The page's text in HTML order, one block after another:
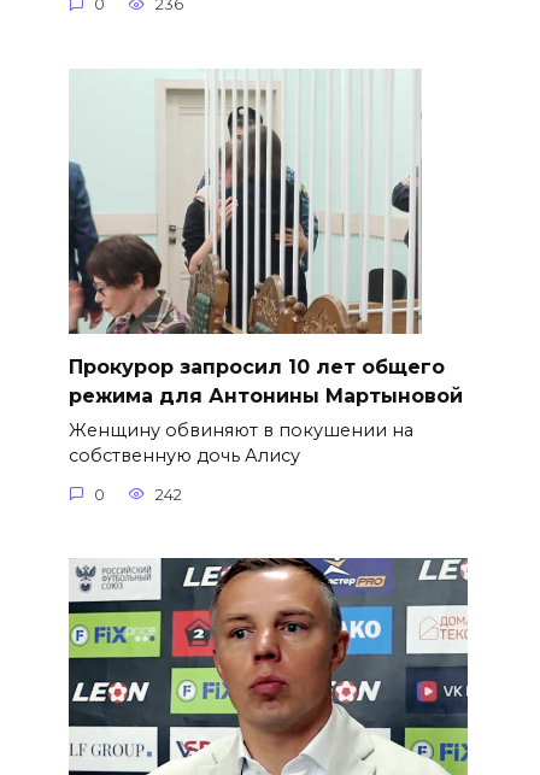
0 236
​Прокурор запросил 10 лет общего
режима для Антонины Мартыновой
Женщину обвиняют в покушении на
собственную дочь Алису
0 242